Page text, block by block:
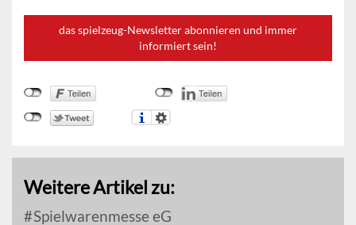
das spielzeug-Newsletter abonnieren und immer
informiert sein!
Weitere Artikel zu:
Spielwarenmesse eG